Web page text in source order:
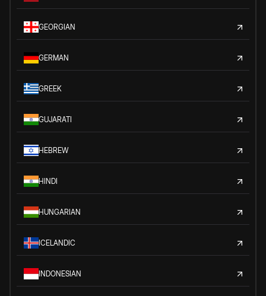
GEORGIAN
GERMAN
GREEK
GUJARATI
HEBREW
HINDI
HUNGARIAN
ICELANDIC
INDONESIAN